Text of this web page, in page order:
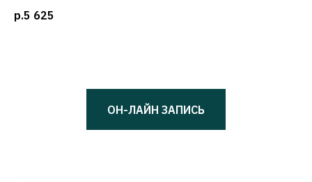
р.5 625
ОН-ЛАЙН ЗАПИСЬ